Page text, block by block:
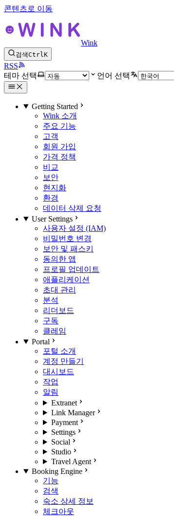
콘텐츠로 이동
Wink
검색CtrlK
RSS
테마 선택
언어 선택
Getting Started
Wink 소개
주요 기능
고객
회원 가입
가격 정책
비교
보안
현지화
환경
데이터 삭제 요청
User Settings
사용자 설정 (IAM)
비밀번호 변경
보안 및 패스키
동의한 앱
프로필 업데이트
애플리케이션
초대 관리
분석
리더보드
구독
클레임
Portal
포털 소개
계정 만들기
대시보드
작업
알림
Extranet
Link Manager
Payment
Settings
Social
Studio
Travel Agent
Booking Engine
기능
검색
숙소 상세 정보
체크아웃